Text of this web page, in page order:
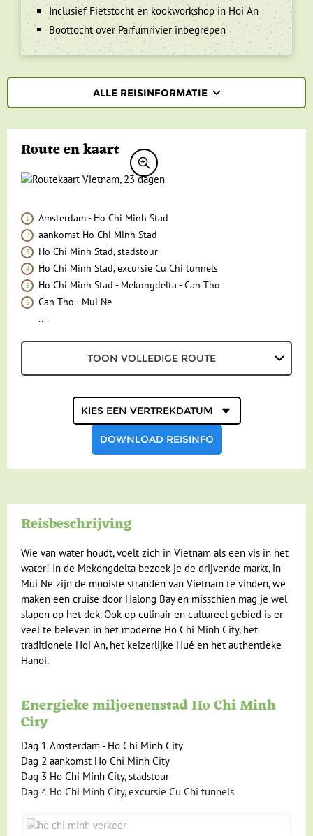
Inclusief Fietstocht en kookworkshop in Hoi An
Boottocht over Parfumrivier inbegrepen
ALLE REISINFORMATIE
VERTREKDATA/PRIJS
REVIEWS
Accommodatie
Vliegreis
Excursies
Geldzaken
Maaltijden
Gezondheid
Klimaat en geografie
Reisbegeleiding en gidsen
FAQ
FOTO'S EN VIDEO
Route en kaart
Amsterdam - Ho Chi Minh Stad
aankomst Ho Chi Minh Stad
Ho Chi Minh Stad, stadstour
Ho Chi Minh Stad, excursie Cu Chi tunnels
Ho Chi Minh Stad - Mekongdelta - Can Tho
Can Tho - Mui Ne
...
TOON VOLLEDIGE ROUTE
vertrekdatum
DOWNLOAD REISINFO
Reisbeschrijving
Wie van water houdt, voelt zich in Vietnam als een vis in het
water! In de Mekongdelta bezoek je de drijvende markt, in
Mui Ne zijn de mooiste stranden van Vietnam te vinden, we
maken een cruise door Halong Bay en misschien mag je wel
slapen op het dek. Ook op culinair en cultureel gebied is er
veel te beleven in het moderne Ho Chi Minh City, het
traditionele Hoi An, het keizerlijke Hué en het authentieke
Hanoi.
Energieke miljoenenstad Ho Chi Minh
City
Dag 1 Amsterdam - Ho Chi Minh City
Dag 2 aankomst Ho Chi Minh City
Dag 3 Ho Chi Minh City, stadstour
Dag 4 Ho Chi Minh City, excursie Cu Chi tunnels